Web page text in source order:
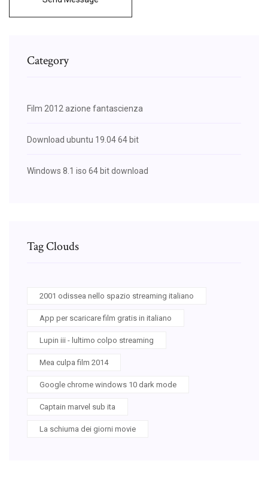
Category
Film 2012 azione fantascienza
Download ubuntu 19.04 64 bit
Windows 8.1 iso 64 bit download
Tag Clouds
2001 odissea nello spazio streaming italiano
App per scaricare film gratis in italiano
Lupin iii - lultimo colpo streaming
Mea culpa film 2014
Google chrome windows 10 dark mode
Captain marvel sub ita
La schiuma dei giorni movie